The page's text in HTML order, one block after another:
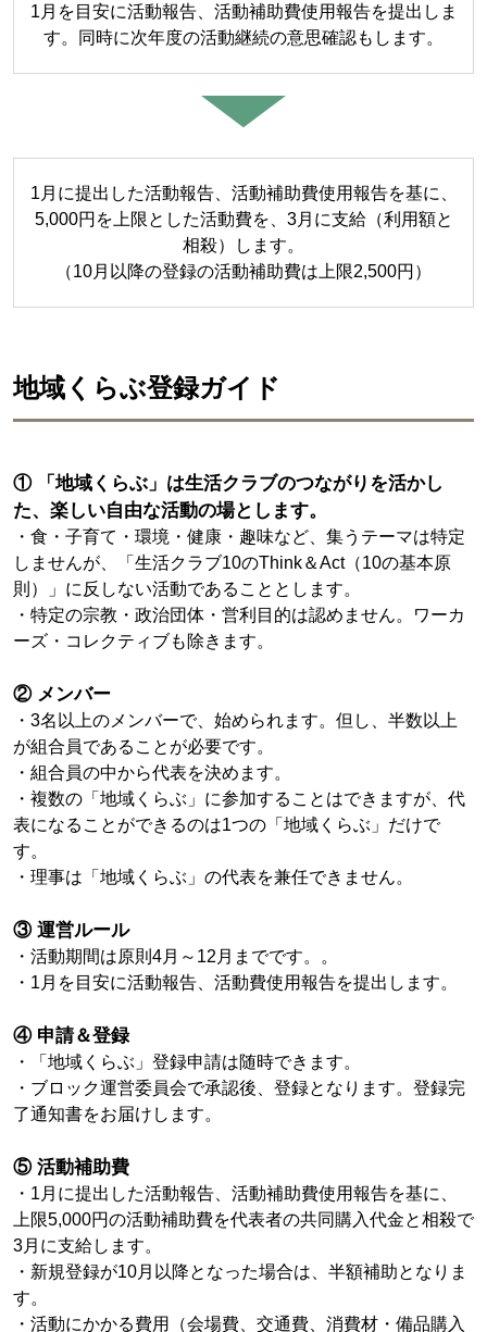
1月を目安に活動報告、活動補助費使用報告を提出しま
す。同時に次年度の活動継続の意思確認もします。
1月に提出した活動報告、活動補助費使用報告を基に、
5,000円を上限とした活動費を、3月に支給（利用額と
相殺）します。
（10月以降の登録の活動補助費は上限2,500円）
地域くらぶ登録ガイド
① 「地域くらぶ」は生活クラブのつながりを活かし
た、楽しい自由な活動の場とします。
・食・子育て・環境・健康・趣味など、集うテーマは特定
しませんが、「生活クラブ10のThink＆Act（10の基本原
則）」に反しない活動であることとします。
・特定の宗教・政治団体・営利目的は認めません。ワーカ
ーズ・コレクティブも除きます。
② メンバー
・3名以上のメンバーで、始められます。但し、半数以上
が組合員であることが必要です。
・組合員の中から代表を決めます。
・複数の「地域くらぶ」に参加することはできますが、代
表になることができるのは1つの「地域くらぶ」だけで
す。
・理事は「地域くらぶ」の代表を兼任できません。
③ 運営ルール
・活動期間は原則4月～12月までです。。
・1月を目安に活動報告、活動費使用報告を提出します。
④ 申請＆登録
・「地域くらぶ」登録申請は随時できます。
・ブロック運営委員会で承認後、登録となります。登録完
了通知書をお届けします。
⑤ 活動補助費
・1月に提出した活動報告、活動補助費使用報告を基に、
上限5,000円の活動補助費を代表者の共同購入代金と相殺で
3月に支給します。
・新規登録が10月以降となった場合は、半額補助となりま
す。
・活動にかかる費用（会場費、交通費、消費材・備品購入